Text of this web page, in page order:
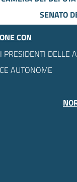
SENATO
CON
PRESIDENTI DELLE
AUTONOME